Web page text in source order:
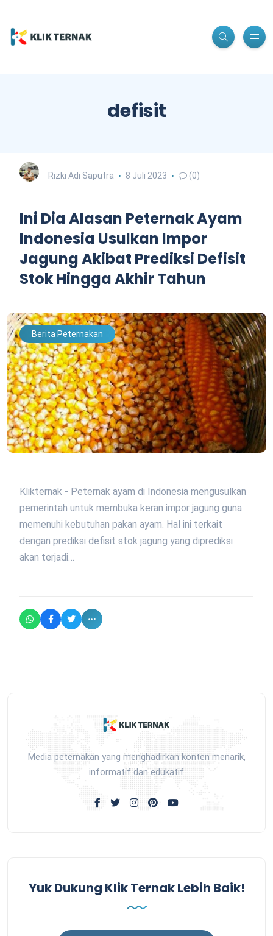
defisit
Rizki Adi Saputra 8 Juli 2023 (0)
Ini Dia Alasan Peternak Ayam
Indonesia Usulkan Impor
Jagung Akibat Prediksi Defisit
Stok Hingga Akhir Tahun
Berita Peternakan
Klikternak - Peternak ayam di Indonesia mengusulkan
pemerintah untuk membuka keran impor jagung guna
memenuhi kebutuhan pakan ayam. Hal ini terkait
dengan prediksi defisit stok jagung yang diprediksi
akan terjadi…
Media peternakan yang menghadirkan konten menarik,
informatif dan edukatif
Yuk Dukung Klik Ternak Lebih Baik!